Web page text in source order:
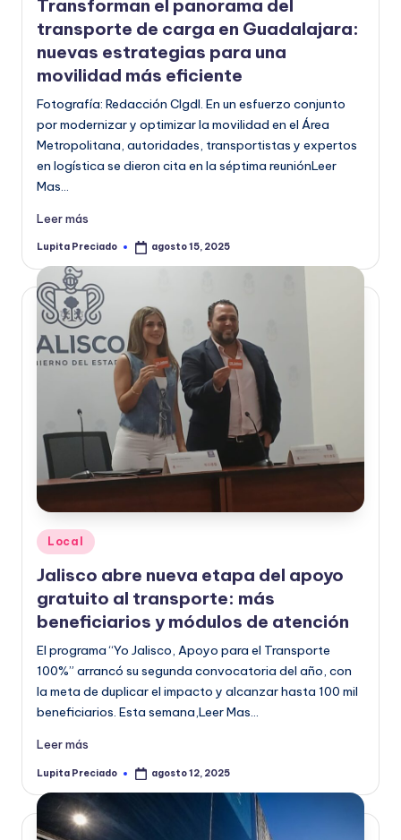
Transforman el panorama del
transporte de carga en Guadalajara:
nuevas estrategias para una
movilidad más eficiente
Fotografía: Redacción CIgdl. En un esfuerzo conjunto
por modernizar y optimizar la movilidad en el Área
Metropolitana, autoridades, transportistas y expertos
en logística se dieron cita en la séptima reuniónLeer
Mas…
Leer más
Publicado
Lupita Preciado agosto 15, 2025
Publicado
en
Local
Jalisco abre nueva etapa del apoyo
gratuito al transporte: más
beneficiarios y módulos de atención
El programa “Yo Jalisco, Apoyo para el Transporte
100%” arrancó su segunda convocatoria del año, con
la meta de duplicar el impacto y alcanzar hasta 100 mil
beneficiarios. Esta semana,Leer Mas…
Leer más
Publicado
Lupita Preciado agosto 12, 2025